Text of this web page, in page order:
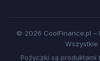
© 2026 CoolFinance.pl –
Pożyczki są